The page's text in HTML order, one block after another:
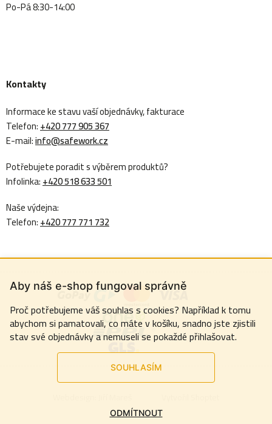
Aby náš e-shop fungoval správně
Proč potřebujeme váš souhlas s cookies? Například k tomu
abychom si pamatovali, co máte v košíku, snadno jste zjistili
stav své objednávky a nemuseli se pokaždé přihlašovat.
SOUHLASÍM
ODMÍTNOUT
Po-Pá 8:30-14:00
Kontakty
Informace ke stavu vaší objednávky, fakturace
Telefon:+420 777 905 367
E-mail:info@safework.cz
Potřebujete poradit s výběrem produktů?
Infolinka:+420 518 633 501
Naše výdejna:
Telefon:+420 777 771 732